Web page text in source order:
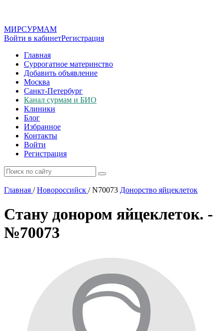
МИРСУРМАМ
Войти в кабинетРегистрация
Главная
Суррогатное материнство
Добавить объявление
Москва
Санкт-Петербург
Канал сурмам и БИО
Клиники
Блог
Избранное
Контакты
Войти
Регистрация
Главная / Новороссийск /N70073 Донорство яйцеклеток
Стану донором яйцеклеток. -
№70073